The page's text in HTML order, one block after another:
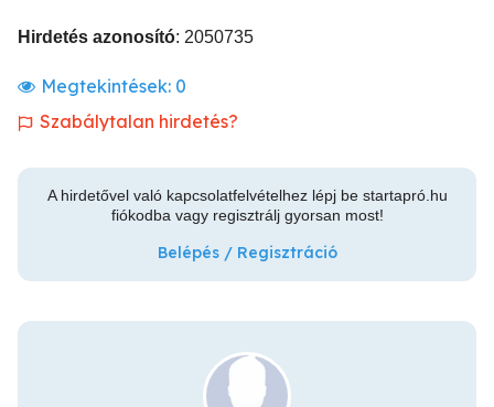
Hirdetés azonosító: 2050735
Megtekintések: 0
Szabálytalan hirdetés?
A hirdetővel való kapcsolatfelvételhez lépj be startapró.hu
fiókodba vagy regisztrálj gyorsan most!
Belépés / Regisztráció